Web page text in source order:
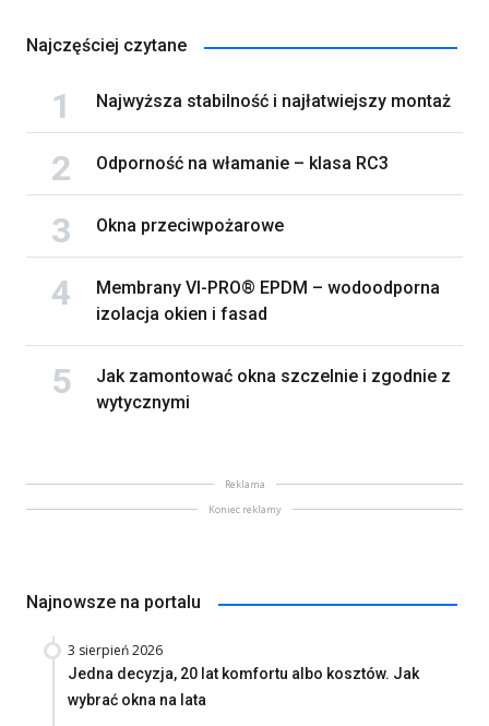
Najczęściej czytane
Najwyższa stabilność i najłatwiejszy montaż
Odporność na włamanie – klasa RC3
Okna przeciwpożarowe
Membrany VI-PRO® EPDM – wodoodporna
izolacja okien i fasad
Jak zamontować okna szczelnie i zgodnie z
wytycznymi
Reklama
Koniec reklamy
Najnowsze na portalu
3 sierpień 2026
Jedna decyzja, 20 lat komfortu albo kosztów. Jak
wybrać okna na lata